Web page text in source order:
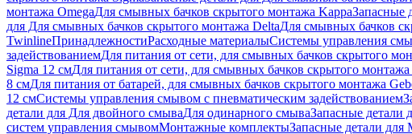
монтажа OmegaДля смывных бачков скрытого монтажа KappaЗапасные
для Для смывных бачков скрытого монтажа DeltaДля смывных бачков
TwinlineПринадлежностиРасходные материалыСистемы управления
задействованиемДля питания от сети, для смывных бачков скрытого
Sigma 12 смДля питания от сети, для смывных бачков скрытого
8 смДля питания от батарей, для смывных бачков скрытого монтажа
12 смСистемы управления смывом с пневматическим задействованием
детали для Для двойного смываДля одинарного смываЗапасные детали
систем управления смывомМонтажные комплектыЗапасные детали